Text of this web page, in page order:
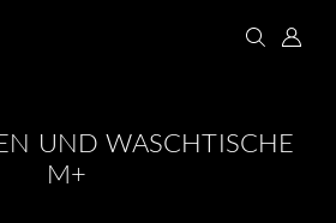
UND WASCHTISCHE
M+